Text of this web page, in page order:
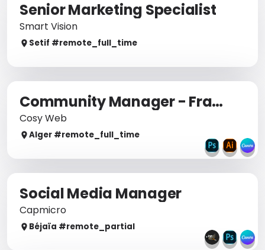
Senior Marketing Specialist
Smart Vision
Setif #remote_ full_time
Community Manager - Francophone (Remote)
Cosy Web
Alger #remote_ full_time
Social Media Manager
Capmicro
Béjaïa #remote_ partial